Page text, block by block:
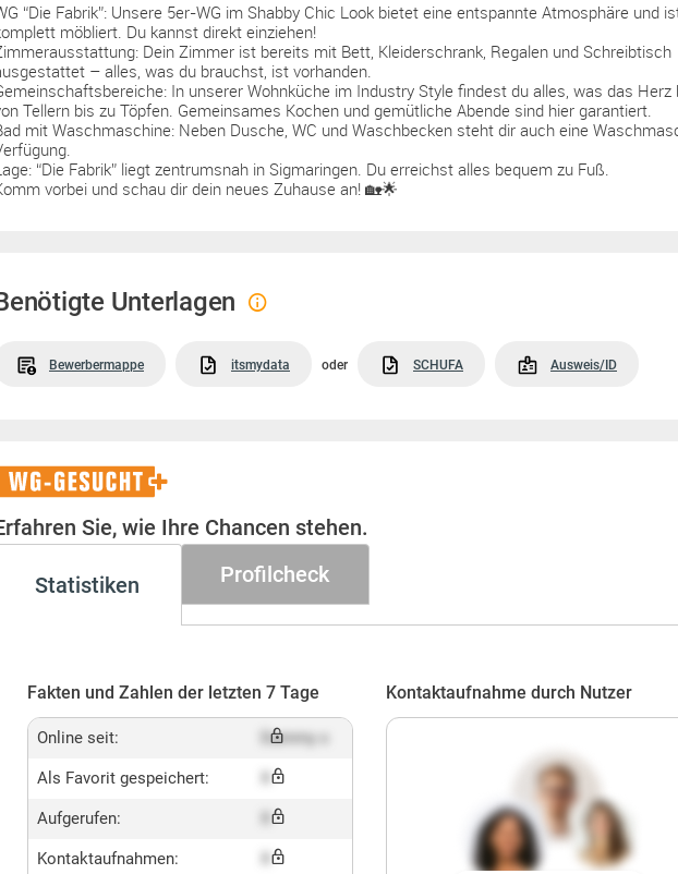
“Die Fabrik”: Unsere 5er-WG im Shabby Chic Look bietet eine entspannte Atmosphäre und
möbliert. Du kannst direkt einziehen!
Dein Zimmer ist bereits mit Bett, Kleiderschrank, Regalen und Schreibtisch
– alles, was du brauchst, ist vorhanden.
In unserer Wohnküche im Industry Style findest du alles, was das
Tellern bis zu Töpfen. Gemeinsames Kochen und gemütliche Abende sind hier garantiert.
mit Waschmaschine: Neben Dusche, WC und Waschbecken steht dir auch eine
“Die Fabrik” liegt zentrumsnah in Sigmaringen. Du erreichst alles bequem zu Fuß.
vorbei und schau dir dein neues Zuhause an! 🏡🌟
Unterlagen
Bewerbermappe itsmydata oder SCHUFA Ausweis/ID
Sie, wie Ihre Chancen stehen.
Statistiken Profilcheck
Fakten und Zahlen der letzten 7 Tage
Online seit: Dummy x
Als Favorit gespeichert:
Aufgerufen:
Kontaktaufnahmen:
Kontaktaufnahme durch Nutzer